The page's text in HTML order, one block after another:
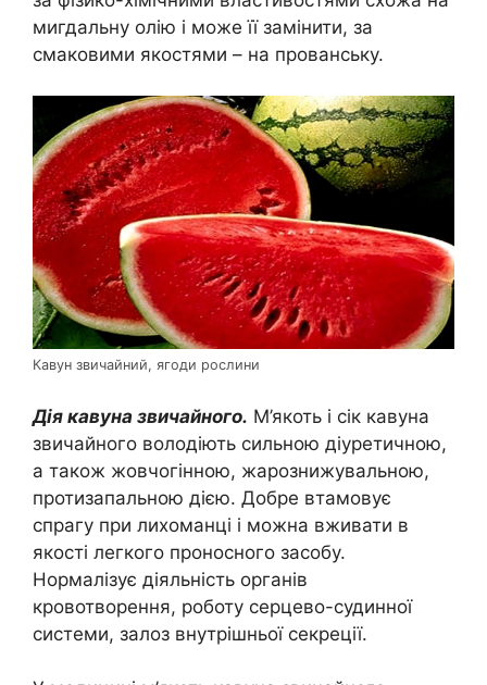
мигдальну олію і може її замінити, за
смаковими якостями – на прованську.
Кавун звичайний, ягоди рослини
Дія кавуна звичайного. М’якоть і сік кавуна
звичайного володіють сильною діуретичною,
а також жовчогінною, жарознижувальною,
протизапальною дією. Добре втамовує
спрагу при лихоманці і можна вживати в
якості легкого проносного засобу.
Нормалізує діяльність органів
кровотворення, роботу серцево-судинної
системи, залоз внутрішньої секреції.